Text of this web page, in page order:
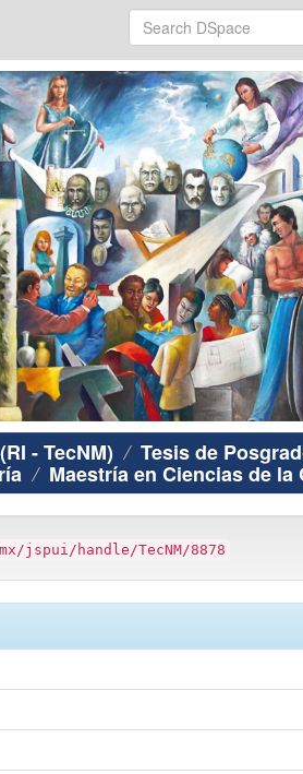
- TecNM) Tesis de
Maestría en Ciencias de la
jspui/handle/TecNM/8878